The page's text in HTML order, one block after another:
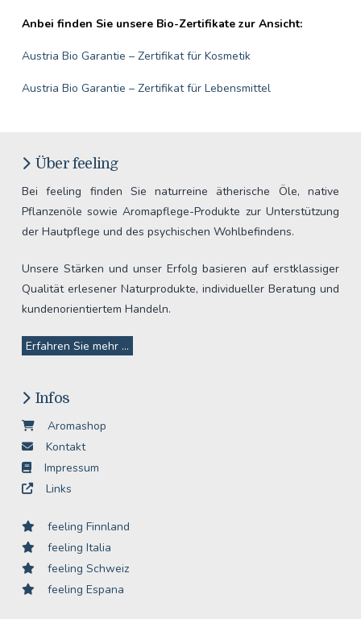
Anbei finden Sie unsere Bio-Zertifikate zur Ansicht:
Austria Bio Garantie – Zertifikat für Kosmetik
Austria Bio Garantie – Zertifikat für Lebensmittel
Über feeling
Bei feeling finden Sie naturreine ätherische Öle, native
Pflanzenöle sowie Aromapflege-Produkte zur Unterstützung
der Hautpflege und des psychischen Wohlbefindens.
Unsere Stärken und unser Erfolg basieren auf erstklassiger
Qualität erlesener Naturprodukte, individueller Beratung und
kundenorientiertem Handeln.
Erfahren Sie mehr ...
Infos
Aromashop
Kontakt
Impressum
Links
feeling Finnland
feeling Italia
feeling Schweiz
feeling Espana